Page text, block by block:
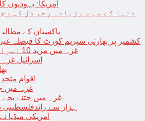
امریکا:
دنیا کے سب سے زیادہ رحم دل کہے
پاکستان کے
کشمیر پر بھارتی سپریم کورٹ کا فیصلہ
غزہ میں مزید 10 اسرائیلی فوجی ہلاک؛ 2 یرغمالی فوجیوں کی لاشیں بھی برآمد
اسرائیل
اقوام
غزہ میں
غزہ میں جتنے بچے قتل ہوئے
18 ہزار سے
امریکی میڈیا